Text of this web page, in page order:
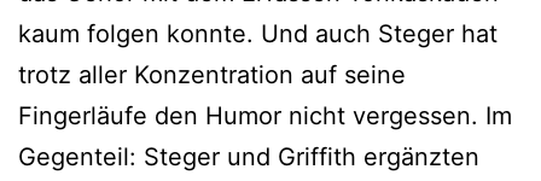
kaum folgen konnte. Und auch Steger hat
trotz aller Konzentration auf seine
Fingerläufe den Humor nicht vergessen. Im
Gegenteil: Steger und Griffith ergänzten